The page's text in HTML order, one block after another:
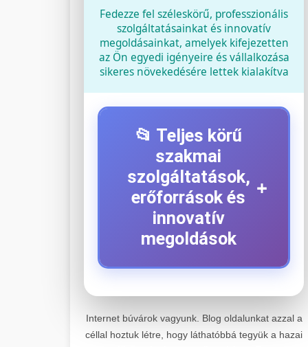
Fedezze fel széleskörű, professzionális
szolgáltatásainkat és innovatív
megoldásainkat, amelyek kifejezetten
az Ön egyedi igényeire és vállalkozása
sikeres növekedésére lettek kialakítva
📂 Teljes körű
szakmai
szolgáltatások,
erőforrások és
innovatív
megoldások
+
+
Kiemelkedő szakértelemmel
Internet búvárok vagyunk. Blog oldalunkat azzal a
céllal hoztuk létre, hogy láthatóbbá tegyük a hazai